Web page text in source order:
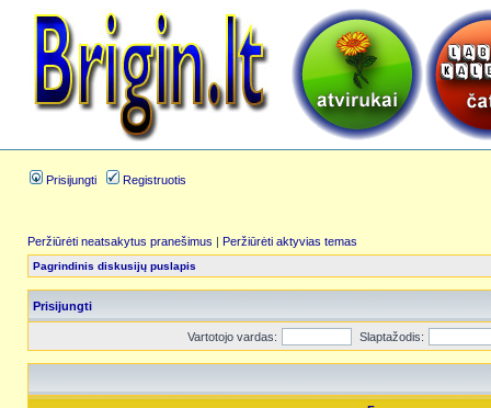
Prisijungti Registruotis
Peržiūrėti neatsakytus pranešimus | Peržiūrėti aktyvias temas
Pagrindinis diskusijų puslapis
Prisijungti
Vartotojo vardas: Slaptažodis: